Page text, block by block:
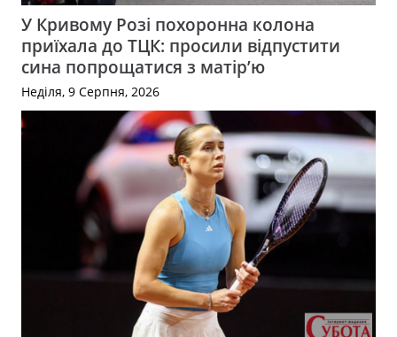
У Кривому Розі похоронна колона
приїхала до ТЦК: просили відпустити
сина попрощатися з матір’ю
Неділя, 9 Серпня, 2026